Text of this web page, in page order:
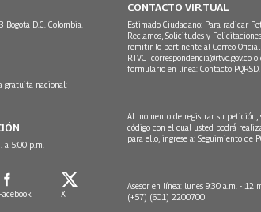
Bogotá D.C. Colombia.
gratuita nacional:
a 5:00 p.m.
X
CONTACTO VIRTUAL
Estimado Ciudadano: Para radicar
Reclamos, Solicitudes y
remitir lo pertinente al Correo
RTVC correspondencia@rtvc.gov.co o
formulario en línea: Contacto PQRSD.
Al momento de registrar su petición,
código con el cual usted podrá
para ello, ingrese a: Seguimiento de
Asesor en línea: lunes 9:30 a.m. - 12
(+57) (601) 2200700